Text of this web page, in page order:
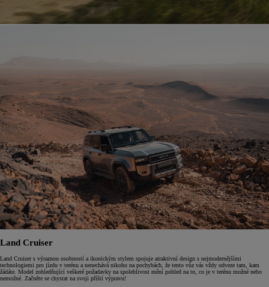
Land Cruiser
Land Cruiser s výraznou osobností a ikonickým stylem spojuje atraktivní design s nejmodernějšími
technologiemi pro jízdu v terénu a nenechává nikoho na pochybách, že tento vůz vás vždy odveze tam, kam
žádáte. Model zohledňující veškeré požadavky na spolehlivost mění pohled na to, co je v terénu možné nebo
nemožné. Začněte se chystat na svoji příští výpravu!